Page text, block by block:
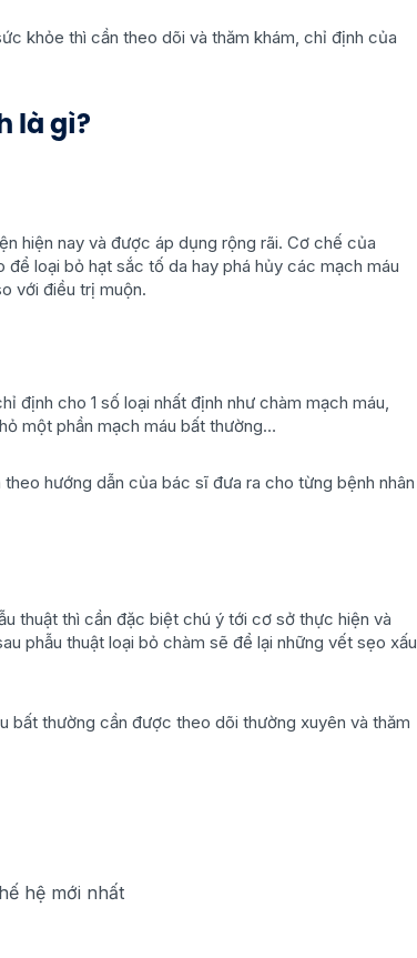
khỏe thì cần theo dõi và thăm khám, chỉ định của
là gì?
hiện nay và được áp dụng rộng rãi. Cơ chế của
loại bỏ hạt sắc tố da hay phá hủy các mạch máu
với điều trị muộn.
định cho 1 số loại nhất định như chàm mạch máu,
một phần mạch máu bất thường…
hướng dẫn của bác sĩ đưa ra cho từng bệnh nhân
thuật thì cần đặc biệt chú ý tới cơ sở thực hiện và
phẫu thuật loại bỏ chàm sẽ để lại những vết sẹo xấu
bất thường cần được theo dõi thường xuyên và thăm
hệ mới nhất